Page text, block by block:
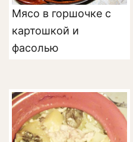
Мясо в горшочке с
картошкой и
фасолью